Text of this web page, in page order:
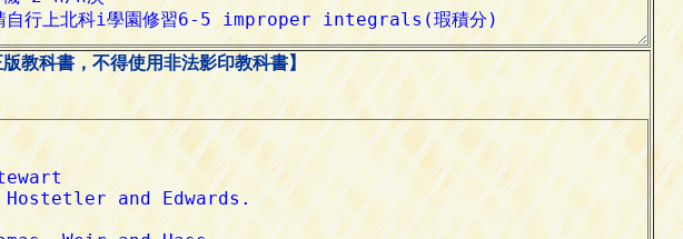
教科書，不得使用非法影印教科書】